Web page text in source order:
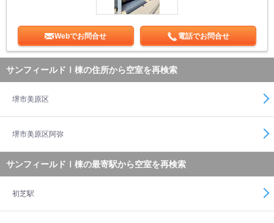
Webでお問合せ 電話でお問合せ
サンフィールドⅠ棟の住所から空室を再検索
堺市美原区
堺市美原区阿弥
サンフィールドⅠ棟の最寄駅から空室を再検索
初芝駅